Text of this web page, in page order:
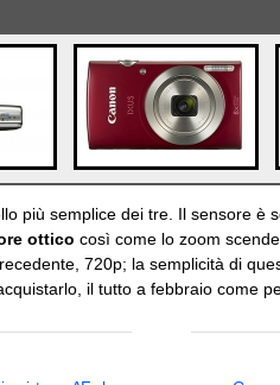
più semplice dei tre. Il sensore è
ottico così come lo zoom
720p; la semplicità di
il tutto a febbraio come